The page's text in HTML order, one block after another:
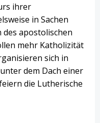
ihrer
in Sachen
apostolischen
mehr Katholizität
sich in
dem Dach einer
die Lutherische